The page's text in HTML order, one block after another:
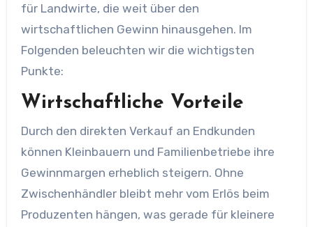
für Landwirte, die weit über den
wirtschaftlichen Gewinn hinausgehen. Im
Folgenden beleuchten wir die wichtigsten
Punkte:
Wirtschaftliche Vorteile
Durch den direkten Verkauf an Endkunden
können Kleinbauern und Familienbetriebe ihre
Gewinnmargen erheblich steigern. Ohne
Zwischenhändler bleibt mehr vom Erlös beim
Produzenten hängen, was gerade für kleinere